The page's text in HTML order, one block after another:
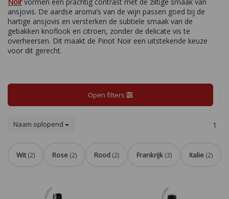
Noirvormen een prachtig contrast met de ziltige smaak van
ansjovis. De aardse aroma’s van de wijn passen goed bij de
hartige ansjovis en versterken de subtiele smaak van de
gebakken knoflook en citroen, zonder de delicate vis te
overheersen. Dit maakt de Pinot Noir een uitstekende keuze
voor dit gerecht.
Open filters
Naam oplopend 1
Wit (2) Rose (2) Rood (2) Frankrijk (3) Italie (2)